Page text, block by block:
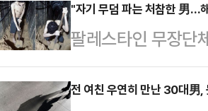
구의 차량 안에서
경찰에 신고한 것
주 상태로 용인시
(도로교통법 위반)
"자기 무덤 파는 처참한 男…
팔레스타인 무장단
한 모습을 연이어
있다"고 말한다.2
전 여친 우연히 만난 30대男,